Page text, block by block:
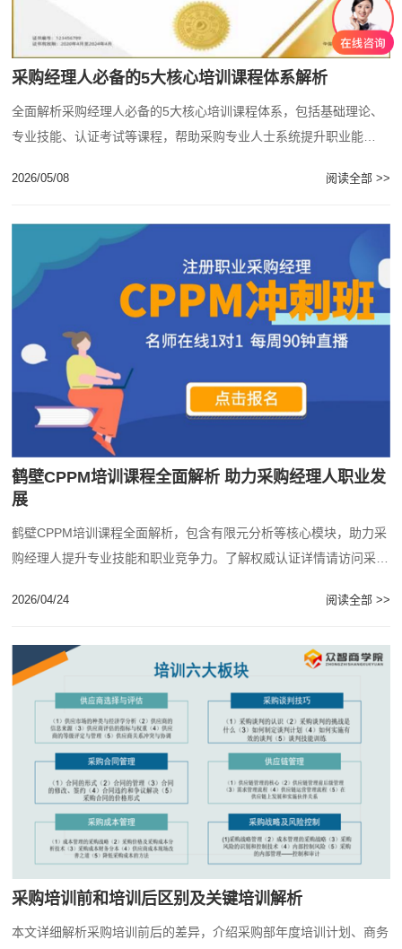
采购经理人必备的5大核心培训课程体系解析
全面解析采购经理人必备的5大核心培训课程体系，包括基础理论、
专业技能、认证考试等课程，帮助采购专业人士系统提升职业能
2026/05/08 阅读全部 >>
鹤壁CPPM培训课程全面解析 助力采购经理人职业发
展
鹤壁CPPM培训课程全面解析，包含有限元分析等核心模块，助力采
购经理人提升专业技能和职业竞争力。了解权威认证详情请访问采购
2026/04/24 阅读全部 >>
采购培训前和培训后区别及关键培训解析
本文详细解析采购培训前后的差异，介绍采购部年度培训计划、商务